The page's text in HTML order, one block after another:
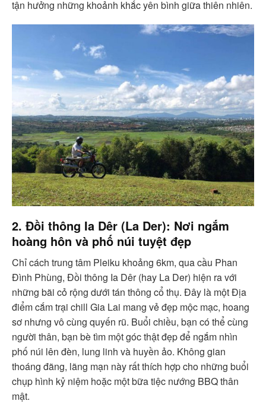
tận hưởng những khoảnh khắc yên bình giữa thiên nhiên.
2. Đồi thông Ia Dêr (La Der): Nơi ngắm
hoàng hôn và phố núi tuyệt đẹp
Chỉ cách trung tâm Pleiku khoảng 6km, qua cầu Phan
Đình Phùng, Đồi thông Ia Dêr (hay La Der) hiện ra với
những bãi cỏ rộng dưới tán thông cổ thụ. Đây là một Địa
điểm cắm trại chill Gia Lai mang vẻ đẹp mộc mạc, hoang
sơ nhưng vô cùng quyến rũ. Buổi chiều, bạn có thể cùng
người thân, bạn bè tìm một góc thật đẹp để ngắm nhìn
phố núi lên đèn, lung linh và huyền ảo. Không gian
thoáng đãng, lãng mạn này rất thích hợp cho những buổi
chụp hình kỷ niệm hoặc một bữa tiệc nướng BBQ thân
mật.